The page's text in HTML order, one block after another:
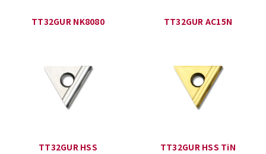
TT32GUR NK8080 TT32GUR AC15N
TT32GUR HSS TT32GUR HSS TiN